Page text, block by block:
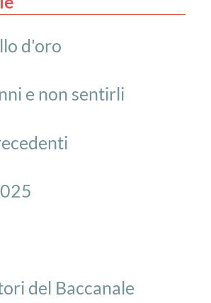
d'oro
e non sentirli
del Baccanale